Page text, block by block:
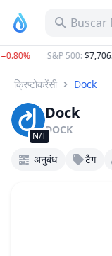
Buscar
S&P 500:
क्रिप्टोकरेंसी Dock
N/T
Dock
DOCK
अनुबंध टैग